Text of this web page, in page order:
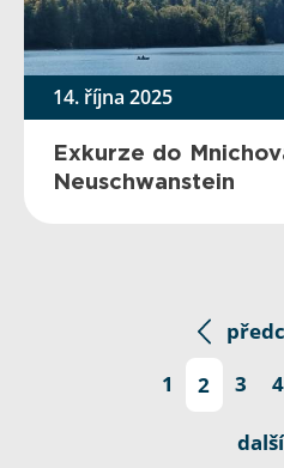
14. října 2025
Exkurze do
Neuschwanstein
1
2 3 4
další